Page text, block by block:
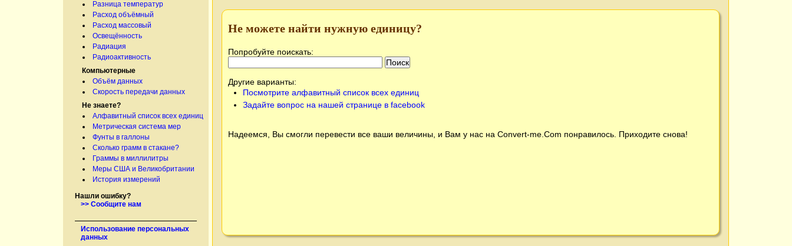
Разница температур
Расход объёмный
Расход массовый
Освещённость
Радиация
Радиоактивность
Компьютерные
Объём данных
Скорость передачи данных
Не знаете?
Алфавитный список всех единиц
Метрическая система мер
Фунты в галлоны
Сколько грамм в стакане?
Граммы в миллилитры
Меры США и Великобритании
История измерений
Нашли ошибку?
>> Сообщите нам
Использование персональных
данных
Не можете найти нужную единицу?
Попробуйте поискать:
Другие варианты:
Посмотрите алфавитный список всех единиц
Задайте вопрос на нашей странице в facebook
Надеемся, Вы смогли перевести все ваши величины, и Вам у нас на Convert-me.Com понравилось. Приходите снова!